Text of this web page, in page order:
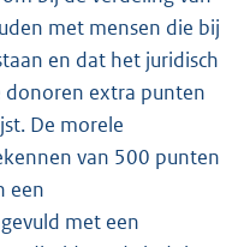
met mensen die bij
en dat het juridisch
donoren extra punten
De morele
van 500 punten
een
met een